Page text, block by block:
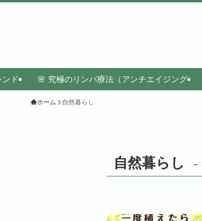
ド 🌸 究極のリンパ療法（アンチエイジング
ホーム 自然暮らし
自然暮らし –